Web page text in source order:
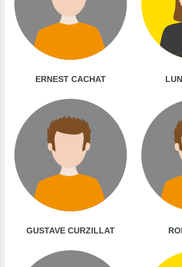
ERNEST CACHAT
GUSTAVE CURZILLAT